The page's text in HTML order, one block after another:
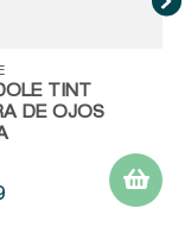
TINT
DE OJOS